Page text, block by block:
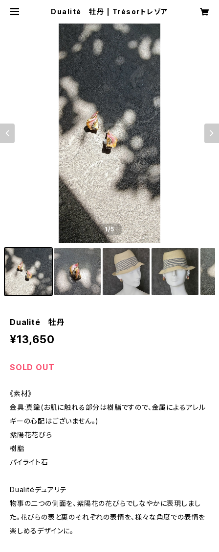
Dualité 牡丹 | Trésorトレゾア
1/5
Dualité 牡丹
¥13,650
SOLD OUT
《素材》
金具:真鍮(お肌に触れる部分は樹脂ですので、金属によるアレル
ギーの心配はございません。)
紫陽花花びら
樹脂
パイライト石
Dualitéデュアリテ
物事の二つの側面を、紫陽花の花びらでしなやかに表現しまし
た。花びらの表と裏のそれぞれの表情を、様々な角度での表情を
楽しめるデザインに。